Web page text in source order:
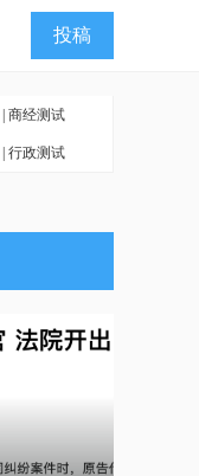
投稿
商经测试
行政测试